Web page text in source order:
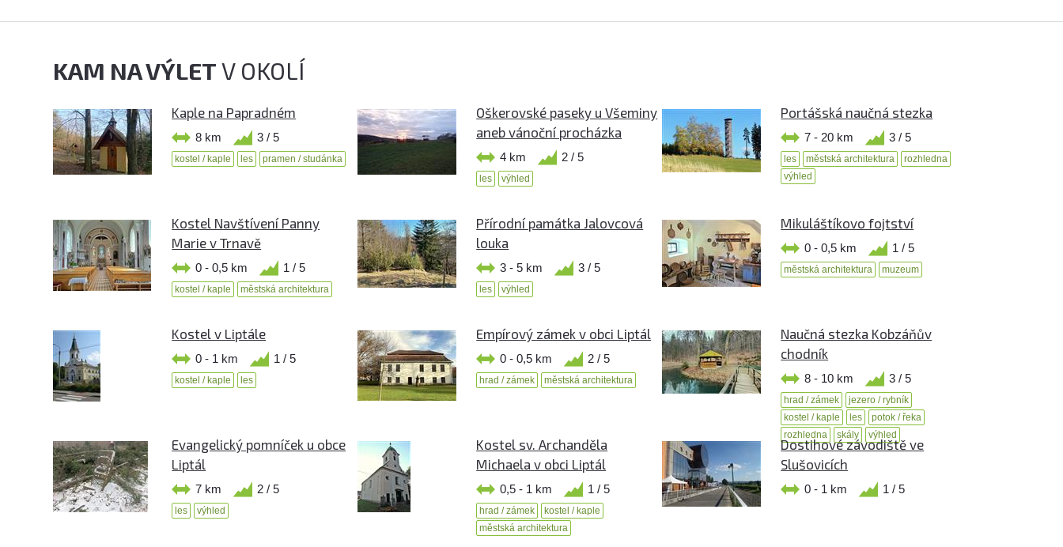
KAM NA VÝLETV OKOLÍ
Kaple na Papradném
8 km 3 / 5
kostel / kaple les pramen / studánka
Oškerovské paseky u Všeminy
aneb vánoční procházka
4 km 2 / 5
les výhled
Portášská naučná stezka
7 - 20 km 3 / 5
les městská architektura
rozhledna
výhled
Kostel Navštívení Panny
Marie v Trnavě
0 - 0,5 km 1 / 5
kostel / kaple městská architektura
Přírodní památka Jalovcová
louka
3 - 5 km 3 / 5
les výhled
Mikuláštíkovo fojtství
0 - 0,5 km 1 / 5
městská architektura muzeum
Kostel v Liptále
0 - 1 km 1 / 5
kostel / kaple les
Empírový zámek v obci Liptál
0 - 0,5 km 2 / 5
hrad / zámek městská architektura
Naučná stezka Kobzáňův
chodník
8 - 10 km 3 / 5
hrad / zámek
jezero / rybník
kostel / kaple
les
potok / řeka
rozhledna
skály výhled
Evangelický pomníček u obce
Liptál
7 km 2 / 5
les výhled
Kostel sv. Archanděla
Michaela v obci Liptál
0,5 - 1 km 1 / 5
hrad / zámek
kostel / kaple
městská architektura
Dostihové závodiště ve
Slušovicích
0 - 1 km 1 / 5